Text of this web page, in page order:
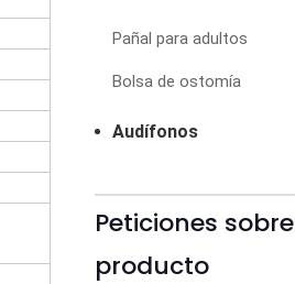
Pañal para adultos
Bolsa de ostomía
Audífonos
Peticiones sobre
producto